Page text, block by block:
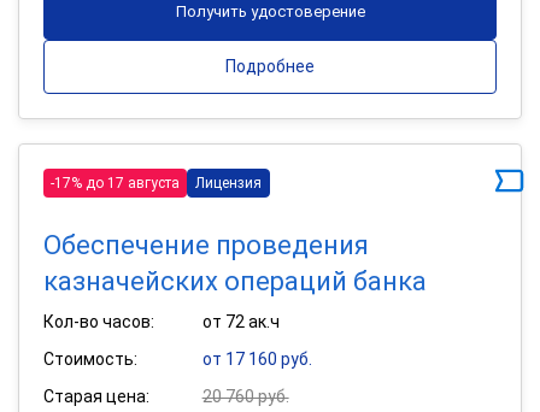
Получить удостоверение
Подробнее
-17% до 17 августа Лицензия
Обеспечение проведения
казначейских операций банка
Кол-во часов:
от 72 ак.ч
Стоимость:
от 17 160 руб.
Старая цена:
20 760 руб.